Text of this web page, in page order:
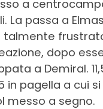
a
La passa a
talmente
dopo
a Demiral.
pagella a cui si
messo a segno.